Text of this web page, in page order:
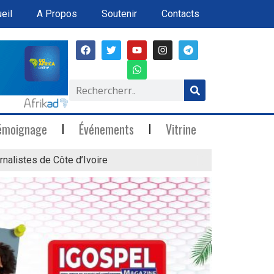
A Propos Soutenir Contacts
Événements Vitrine
de Côte d’Ivoire